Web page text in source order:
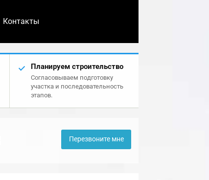
Контакты
Планируем строительство
Согласовываем подготовку
участка и последовательность
этапов.
Перезвоните мне